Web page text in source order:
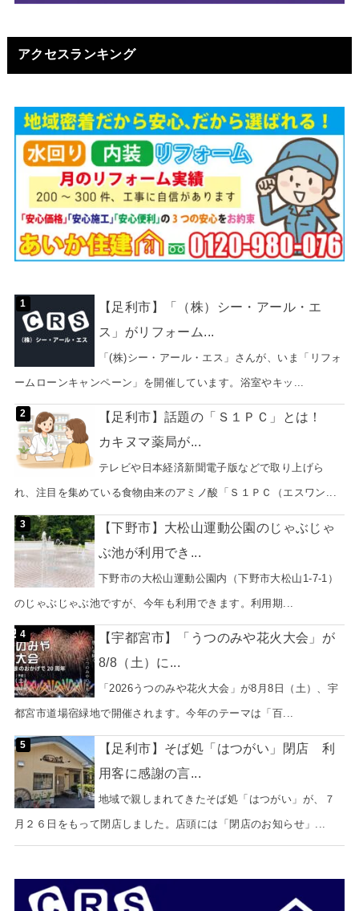
アクセスランキング
【足利市】「（株）シー・アール・エ
ス」がリフォーム...
「(株)シー・アール・エス」さんが、いま「リフォ
ームローンキャンペーン」を開催しています。浴室やキッ...
【足利市】話題の「Ｓ１ＰＣ」とは！
カキヌマ薬局が...
テレビや日本経済新聞電子版などで取り上げら
れ、注目を集めている食物由来のアミノ酸「Ｓ１ＰＣ（エスワン...
【下野市】大松山運動公園のじゃぶじゃ
ぶ池が利用でき...
下野市の大松山運動公園内（下野市大松山1-7-1）
のじゃぶじゃぶ池ですが、今年も利用できます。利用期...
【宇都宮市】「うつのみや花火大会」が
8/8（土）に...
「2026うつのみや花火大会」が8月8日（土）、宇
都宮市道場宿緑地で開催されます。今年のテーマは「百...
【足利市】そば処「はつがい」閉店 利
用客に感謝の言...
地域で親しまれてきたそば処「はつがい」が、７
月２６日をもって閉店しました。店頭には「閉店のお知らせ」...